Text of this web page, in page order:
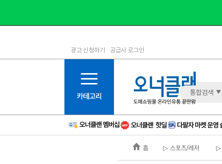
1등급
6등급
11등급
12등급
15등급
16등급
광고 신청하기 공급사 로그인
통합검색
홈 ▷ 스포츠/레저 ▷